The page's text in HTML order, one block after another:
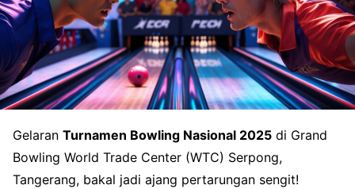
Gelaran Turnamen Bowling Nasional 2025 di Grand
Bowling World Trade Center (WTC) Serpong,
Tangerang, bakal jadi ajang pertarungan sengit!